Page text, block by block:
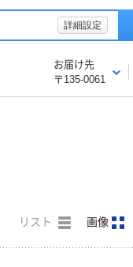
詳細設定
お届け先
〒135-0061
リスト 画像